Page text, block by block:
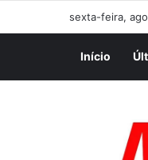
sexta-feira,
Início